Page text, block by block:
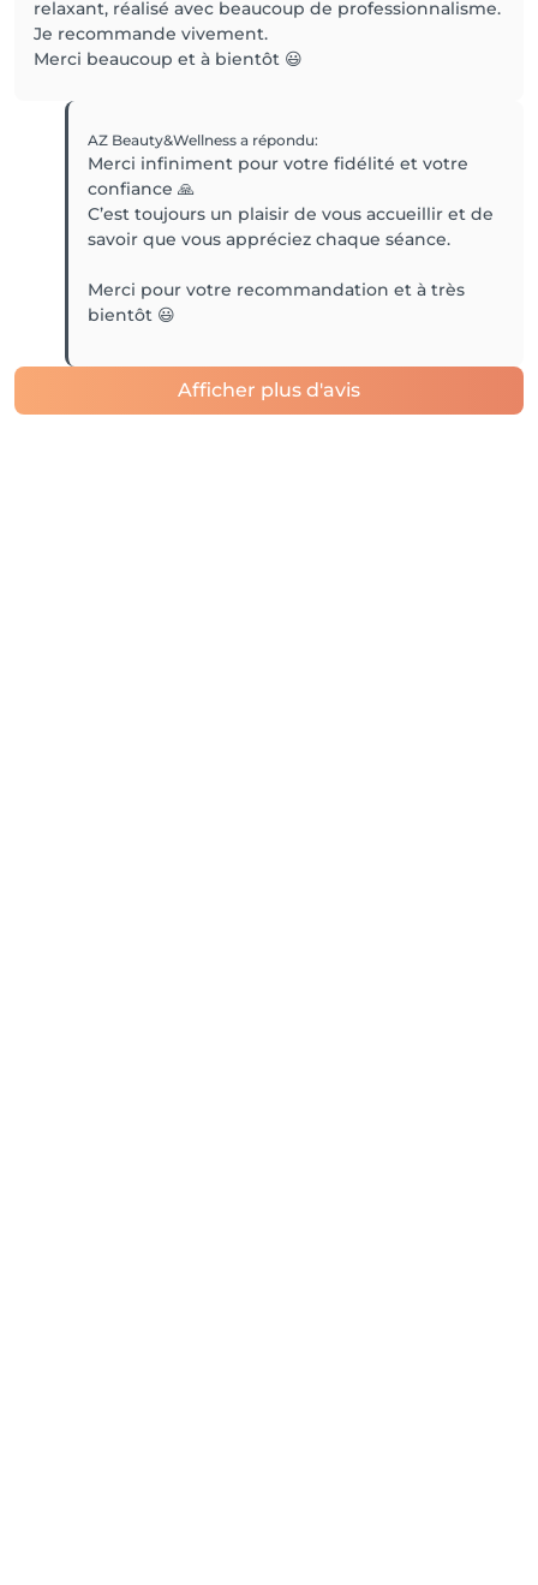
relaxant, réalisé avec beaucoup de professionnalisme.
Je recommande vivement.
Merci beaucoup et à bientôt 😃
AZ Beauty&Wellnessa répondu:
Merci infiniment pour votre fidélité et votre
confiance 🙏
C’est toujours un plaisir de vous accueillir et de
savoir que vous appréciez chaque séance.
Merci pour votre recommandation et à très
bientôt 😃
Afficher plus d'avis